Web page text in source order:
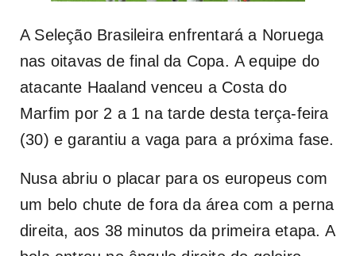
A Seleção Brasileira enfrentará a Noruega
nas oitavas de final da Copa. A equipe do
atacante Haaland venceu a Costa do
Marfim por 2 a 1 na tarde desta terça-feira
(30) e garantiu a vaga para a próxima fase.
Nusa abriu o placar para os europeus com
um belo chute de fora da área com a perna
direita, aos 38 minutos da primeira etapa. A